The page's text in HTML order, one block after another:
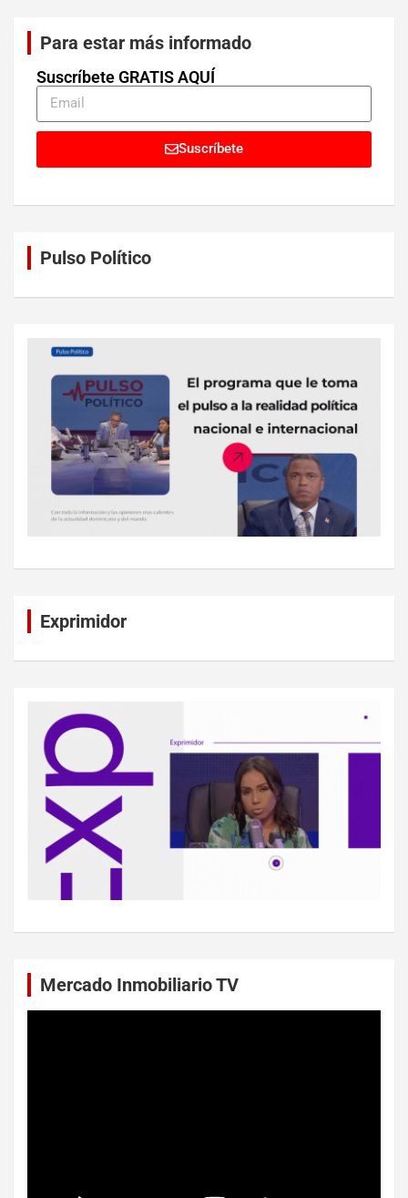
Para estar más informado
Suscríbete GRATIS AQUÍ
Suscríbete
Pulso Político
Exprimidor
Mercado Inmobiliario TV